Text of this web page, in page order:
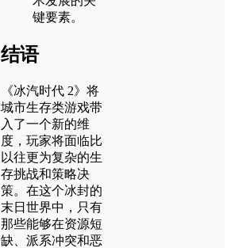
键要素。
结语
《冰汽时代 2》将
城市生存类游戏带
入了一个新的维
度，玩家将面临比
以往更为复杂的生
存挑战和策略决
策。在这个冰封的
末日世界中，只有
那些能够在资源短
缺、派系冲突和恶